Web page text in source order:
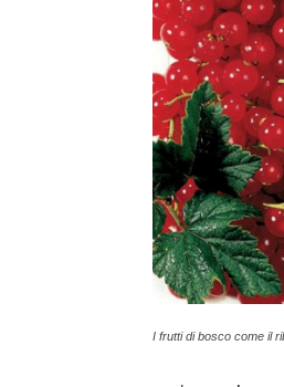
I frutti di bosco come il